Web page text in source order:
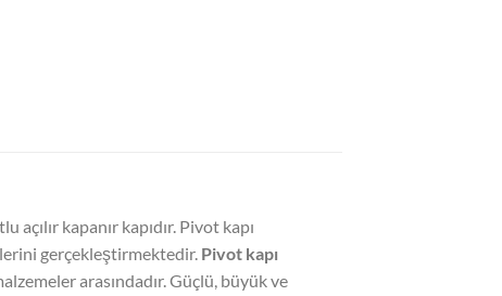
kapanır kapıdır. Pivot kapı
gerçekleştirmektedir. Pivot kapı
arasındadır. Güçlü, büyük ve